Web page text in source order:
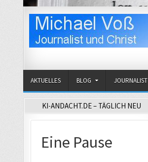
AKTUELLES BLOG JOURNALIST
KI-ANDACHT.DE – TÄGLICH NEU